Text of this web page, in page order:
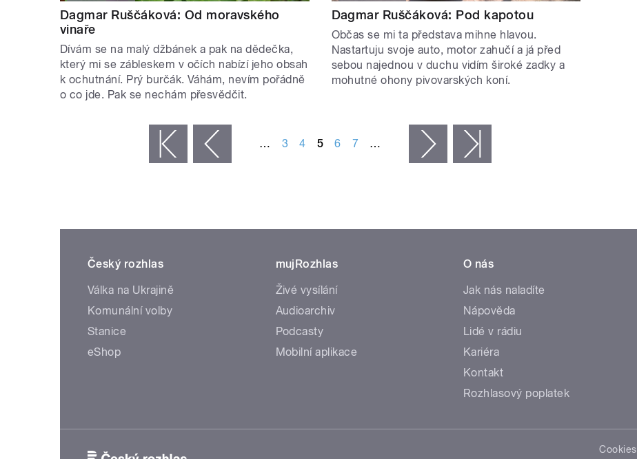
Dagmar Ruščáková: Od moravského
vinaře
Dívám se na malý džbánek a pak na dědečka,
který mi se zábleskem v očích nabízí jeho obsah
k ochutnání. Prý burčák. Váhám, nevím pořádně
o co jde. Pak se nechám přesvědčit.
Dagmar Ruščáková: Pod kapotou
Občas se mi ta představa mihne hlavou.
Nastartuju svoje auto, motor zahučí a já před
sebou najednou v duchu vidím široké zadky a
mohutné ohony pivovarských koní.
‹ předchozí … 3 4 5 6 7 … následující ›
Český rozhlas
Válka na Ukrajině
Komunální volby
Stanice
eShop
mujRozhlas
Živé vysílání
Audioarchiv
Podcasty
Mobilní aplikace
O nás
Jak nás naladíte
Nápověda
Lidé v rádiu
Kariéra
Kontakt
Rozhlasový poplatek
Cookies